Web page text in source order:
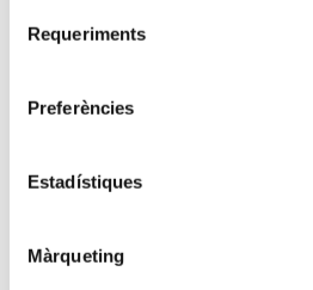
Requeriments
Preferències
Estadístiques
Màrqueting
Règims especials:
4)RENDIMENTS DEL
l’estalvi i a la general.
RENDIMENTS
Qüestions generals.